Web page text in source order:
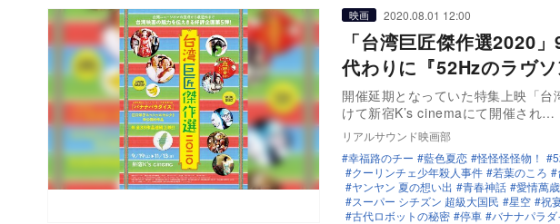
映画 2020.08.01 12:00
「台湾巨匠傑作選2020
代わりに『52Hzのラヴ
開催延期となっていた特集上映「
けて新宿K’s cinemaにて開催され…
リアルサウンド映画部
幸福路のチー
藍色夏恋 怪怪怪怪物！
クーリンチェ少年殺人事件
若葉のころ
ヤンヤン 夏の想い出
青春神話 愛情萬歳
スーパー シチズン 超級大国民
星空 祝
古代ロボットの秘密
停車 バナナパラダ